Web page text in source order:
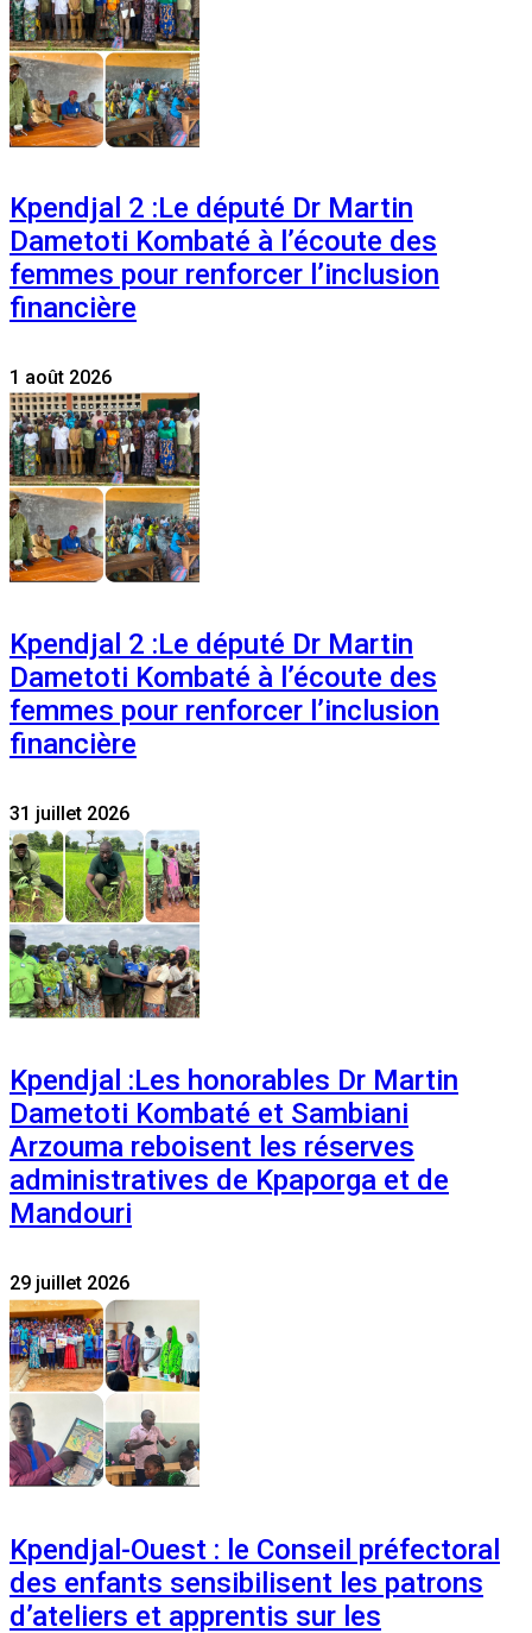
Kpendjal 2 :Le député Dr Martin
Dametoti Kombaté à l’écoute des
femmes pour renforcer l’inclusion
financière
1 août 2026
Kpendjal 2 :Le député Dr Martin
Dametoti Kombaté à l’écoute des
femmes pour renforcer l’inclusion
financière
31 juillet 2026
Kpendjal :Les honorables Dr Martin
Dametoti Kombaté et Sambiani
Arzouma reboisent les réserves
administratives de Kpaporga et de
Mandouri
29 juillet 2026
Kpendjal-Ouest : le Conseil préfectoral
des enfants sensibilisent les patrons
d’ateliers et apprentis sur les